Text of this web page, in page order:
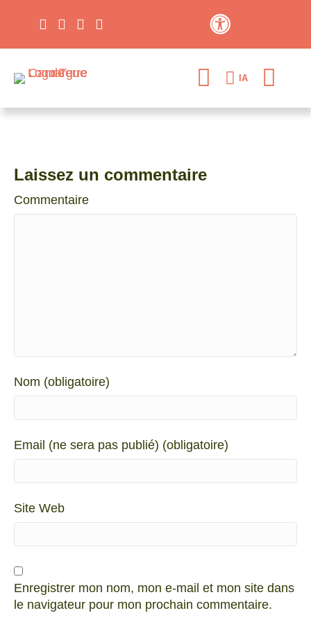
IA
Laissez un commentaire
Commentaire
Nom (obligatoire)
Email (ne sera pas publié) (obligatoire)
Site Web
Enregistrer mon nom, mon e-mail et mon site dans
le navigateur pour mon prochain commentaire.